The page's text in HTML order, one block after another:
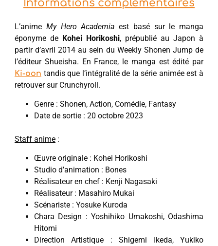
Informations complémentaires
L’anime My Hero Academia est basé sur le manga
éponyme de Kohei Horikoshi, prépublié au Japon à
partir d’avril 2014 au sein du Weekly Shonen Jump de
l’éditeur Shueisha. En France, le manga est édité par
Ki-oon tandis que l’intégralité de la série animée est à
retrouver sur Crunchyroll.
Genre : Shonen, Action, Comédie, Fantasy
Date de sortie : 20 octobre 2023
Staff anime :
Œuvre originale : Kohei Horikoshi
Studio d’animation : Bones
Réalisateur en chef : Kenji Nagasaki
Réalisateur : Masahiro Mukai
Scénariste : Yosuke Kuroda
Chara Design : Yoshihiko Umakoshi, Odashima
Hitomi
Direction Artistique : Shigemi Ikeda, Yukiko